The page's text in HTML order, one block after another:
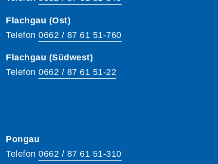
Flachgau (Ost)
Telefon 0662 / 87 61 51-760
Flachgau (Südwest)
Telefon 0662 / 87 61 51-22
Pongau
Telefon 0662 / 87 61 51-310